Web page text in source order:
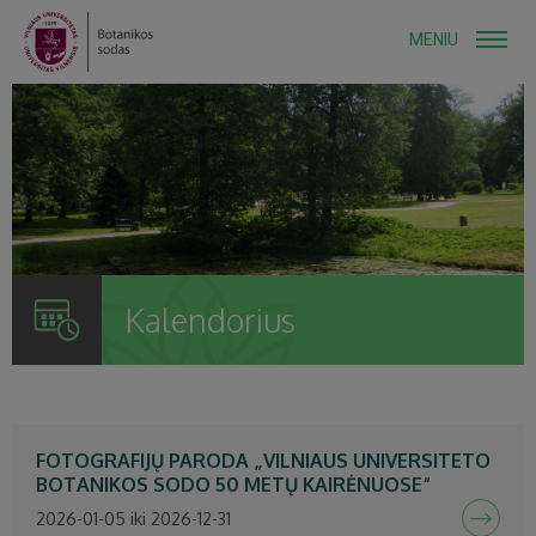
MENIU
Kalendorius
FOTOGRAFIJŲ PARODA „VILNIAUS UNIVERSITETO
BOTANIKOS SODO 50 METŲ KAIRĖNUOSE“
2026-01-05 iki 2026-12-31